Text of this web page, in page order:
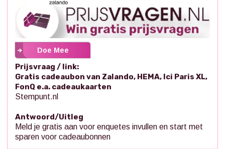
Doe Mee
Prijsvraag / link:
Gratis cadeaubon van Zalando, HEMA, Ici Paris XL,
FonQ e.a. cadeaukaarten
Stempunt.nl
Antwoord/Uitleg
Meld je gratis aan voor enquetes invullen en start met
sparen voor cadeaubonnen